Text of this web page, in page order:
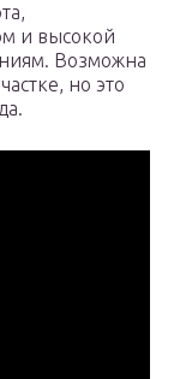
и высокой
Возможна
но это